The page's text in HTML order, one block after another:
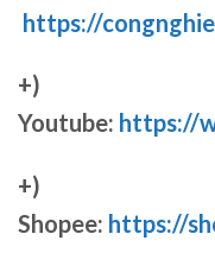
https://
+)
Youtube: https://
+)
Shopee: https://